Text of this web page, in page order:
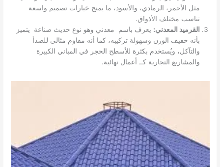
مثل الأحمر، الرمادي، والأسود، ما يمنح خيارات تصميم واسعة
تناسب مختلف الأذواق.
القرميد المعدني: يعرف باسم معدني وهو نوع حديث صناعة يتميز
بأنه خفيف الوزن وسهولة تركيبه، كما أنه مقاوم مثالي للصدأ
والتآكل، ويُستخدم بكثرة للأسطح الحجر في المباني الكبيرة
والمشاريع التجارية كــ أعمال نهائية.